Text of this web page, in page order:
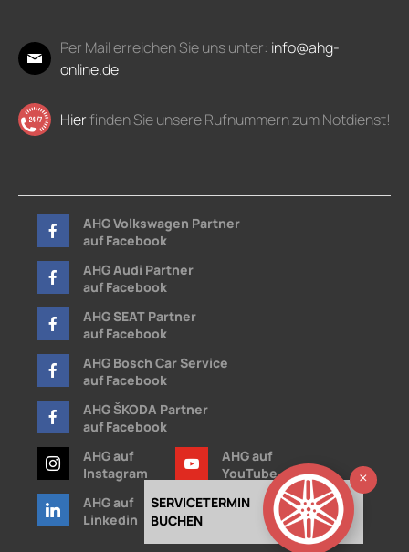
SERVICETERMIN
BUCHEN
Per Mail erreichen Sie uns unter: info@ahg-
online.de
Hierfinden Sie unsere Rufnummern zum Notdienst!
AHG Volkswagen Partner
auf Facebook
AHG Audi Partner
auf Facebook
AHG SEAT Partner
auf Facebook
AHG Bosch Car Service
auf Facebook
AHG ŠKODA Partner
auf Facebook
AHG auf
Instagram
AHG auf
YouTube
AHG auf
Linkedin
AHG auf